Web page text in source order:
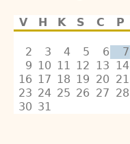
V H K S C P
2
3 4 5 6 7
9 10 11 12 13 14
16 17 18 19 20 21
23 24 25 26 27 28
30 31